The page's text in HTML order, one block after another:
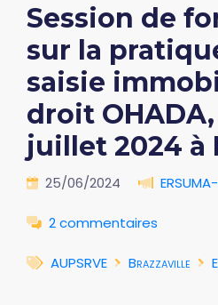
Session de
sur la
saisie
droit OHADA,
juillet 2024 à
25/06/2024
2 commentaires
AUPSRVE Brazzaville